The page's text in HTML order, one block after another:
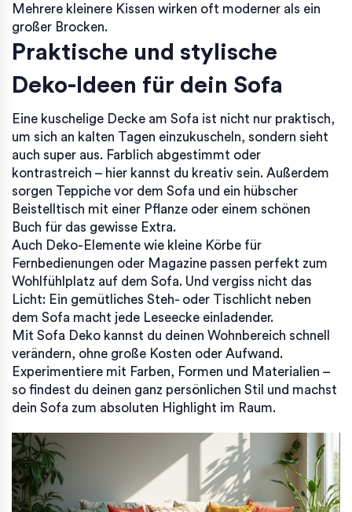
Mehrere kleinere Kissen wirken oft moderner als ein
großer Brocken.
Praktische und stylische
Deko-Ideen für dein Sofa
Eine kuschelige Decke am Sofa ist nicht nur praktisch,
um sich an kalten Tagen einzukuscheln, sondern sieht
auch super aus. Farblich abgestimmt oder
kontrastreich – hier kannst du kreativ sein. Außerdem
sorgen Teppiche vor dem Sofa und ein hübscher
Beistelltisch mit einer Pflanze oder einem schönen
Buch für das gewisse Extra.
Auch Deko-Elemente wie kleine Körbe für
Fernbedienungen oder Magazine passen perfekt zum
Wohlfühlplatz auf dem Sofa. Und vergiss nicht das
Licht: Ein gemütliches Steh- oder Tischlicht neben
dem Sofa macht jede Leseecke einladender.
Mit Sofa Deko kannst du deinen Wohnbereich schnell
verändern, ohne große Kosten oder Aufwand.
Experimentiere mit Farben, Formen und Materialien –
so findest du deinen ganz persönlichen Stil und machst
dein Sofa zum absoluten Highlight im Raum.